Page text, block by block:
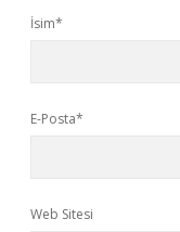
İsim*
E-Posta*
Web Sitesi